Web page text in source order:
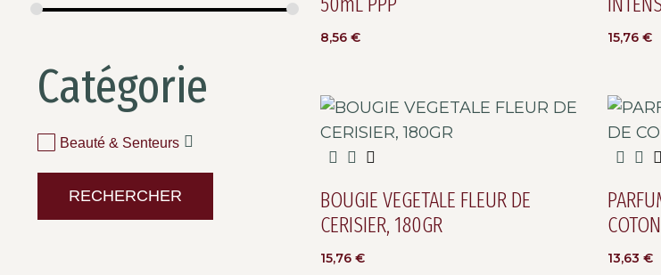
Catégorie
Beauté & Senteurs
RECHERCHER
8,56€ 15,76€
BOUGIE VEGETALE FLEUR DE
CERISIER, 180GR
15,76€ 13,63€